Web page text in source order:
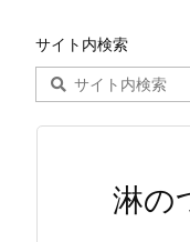
サイト内検索
淋の